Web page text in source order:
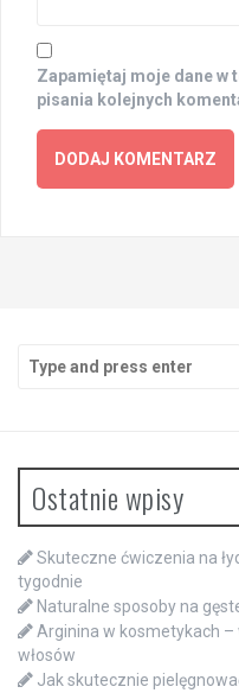
Zapamiętaj moje dane w
pisania kolejnych
Search
for:
Ostatnie wpisy
Skuteczne ćwiczenia na
tygodnie
Naturalne sposoby na
Arginina w kosmetykach –
włosów
Jak skutecznie